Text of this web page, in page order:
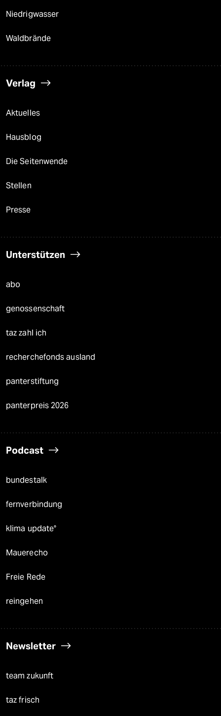
Niedrigwasser
Waldbrände
Verlag
Aktuelles
Hausblog
Die Seitenwende
Stellen
Presse
Unterstützen
abo
genossenschaft
taz zahl ich
recherchefonds ausland
panterstiftung
panterpreis 2026
Podcast
bundestalk
fernverbindung
klima update°
Mauerecho
Freie Rede
reingehen
Newsletter
team zukunft
taz frisch